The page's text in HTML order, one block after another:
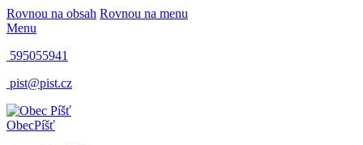
Rovnou na obsah Rovnou na menu
Menu
595055941
pist@pist.cz
ObecPíšť